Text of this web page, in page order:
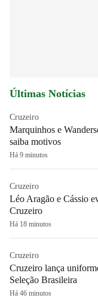
Últimas Notícias
Cruzeiro
Marquinhos e
saiba motivos
Há 9 minutos
Cruzeiro
Léo Aragão e Cássio
Cruzeiro
Há 18 minutos
Cruzeiro
Cruzeiro lança
Seleção Brasileira
Há 46 minutos